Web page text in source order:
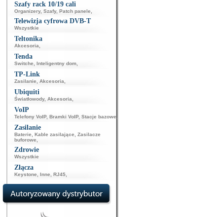
Szafy rack 10/19 cali
Organizery, Szafy, Patch panele
Telewizja cyfrowa DVB-T
Wszystkie
Teltonika
Akcesoria
Tenda
Switche Inteligentny dom
TP-Link
Zasilanie Akcesoria
Ubiquiti
Światłowody, Akcesoria
VoIP
Telefony VoIP, Bramki VoIP, Stacje bazowe
Zasilanie
Baterie Kable zasilające
Zasilacze
buforowe
Zdrowie
Wszystkie
Złącza
Keystone Inne RJ45